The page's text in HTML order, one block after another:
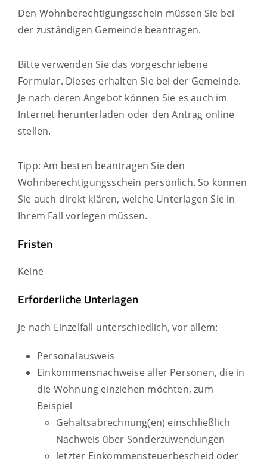
Den Wohnberechtigungsschein müssen Sie bei
der zuständigen Gemeinde beantragen.
Bitteverwenden Sie das vorgeschriebene
Formular. Dieses erhalten Sie bei der Gemeinde.
Je nach deren Angebot können Sie es auch im
Internet herunterladen oder den Antrag online
stellen.
Tipp: Am besten beantragen Sie den
Wohnberechtigungsschein persönlich. So können
Sie auch direkt klären, welche Unterlagen Sie in
Ihrem Fall vorlegen müssen.
Fristen
Keine
Erforderliche Unterlagen
Je nach Einzelfall unterschiedlich, vor allem:
Personalausweis
Einkommensnachweise aller Personen, die in
die Wohnung einziehen möchten, zum
Beispiel
Gehaltsabrechnung(en) einschließlich
Nachweis über Sonderzuwendungen
letzter Einkommensteuerbescheid oder